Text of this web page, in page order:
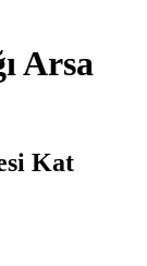
Arsa
Kat